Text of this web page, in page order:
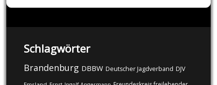
Schlagwörter
Brandenburg DBBW Deutscher Jagdverband DJV